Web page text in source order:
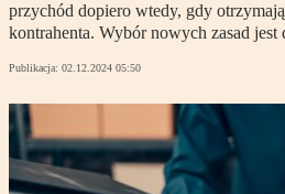
przychód dopiero wtedy, gdy
kontrahenta. Wybór nowych zasad jest
Publikacja: 02.12.2024 05:50